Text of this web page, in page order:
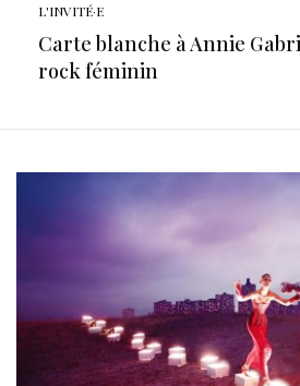
L'INVITÉ·E
Carte blanche à Annie
rock féminin